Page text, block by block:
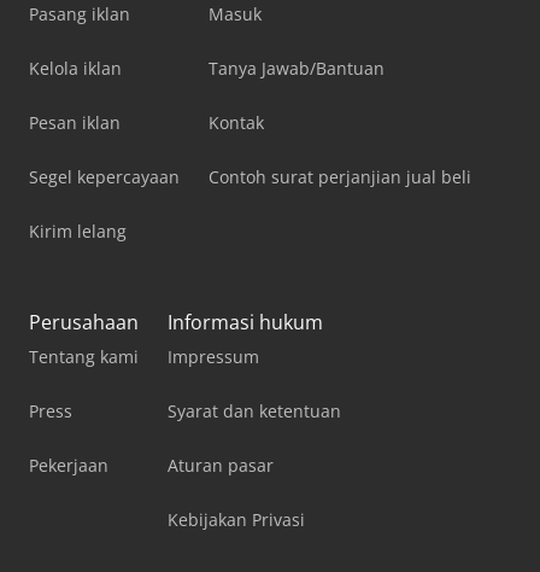
Pasang iklan
Kelola iklan
Pesan iklan
Segel kepercayaan
Kirim lelang
Masuk
Tanya Jawab/Bantuan
Kontak
Contoh surat perjanjian jual beli
Perusahaan
Tentang kami
Press
Pekerjaan
Informasi hukum
Impressum
Syarat dan ketentuan
Aturan pasar
Kebijakan Privasi